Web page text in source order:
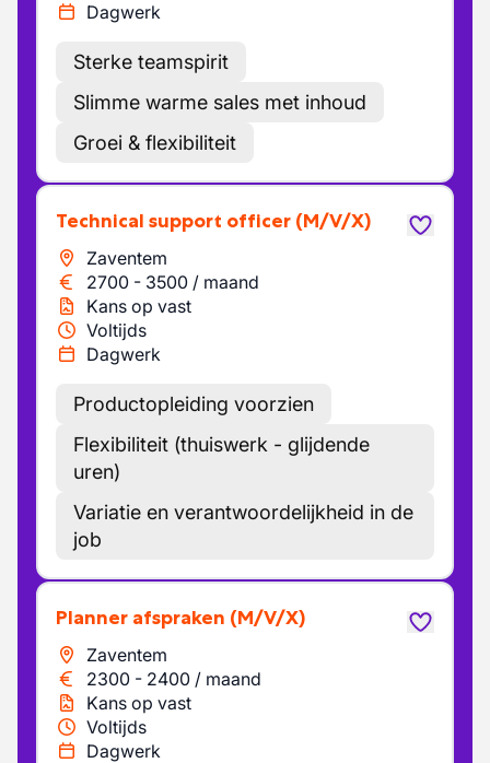
Dagwerk
Sterke teamspirit
Slimme warme sales met inhoud
Groei & flexibiliteit
Technical support officer (M/V/X)
Zaventem
2700 - 3500 / maand
Kans op vast
Voltijds
Dagwerk
Productopleiding voorzien
Flexibiliteit (thuiswerk - glijdende
uren)
Variatie en verantwoordelijkheid in de
job
Planner afspraken (M/V/X)
Zaventem
2300 - 2400 / maand
Kans op vast
Voltijds
Dagwerk